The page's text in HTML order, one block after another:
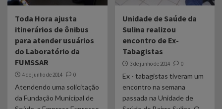
Notícias
Aprovados pelo Estado os 10 leitos para
UTI Cardiológica do Hospital Vida & Saúde
Publicações Legais > Concursos e Seleções Públicas > 2026 >
Seleção Pública 2026
RESULTADO PRELIMINAR – EDITAL Nº 01/2026 –
PROCESSO SELETIVO PARA ESTÁGIO
Toda Hora ajusta
itinerários de ônibus
para atender usuários
do Laboratório da
FUMSSAR
4 de junho de 2014 0
Atendendo uma solicitação
da Fundação Municipal de
Unidade de Saúde da
Sulina realizou
encontro de Ex-
Tabagistas
3 de junho de 2014 0
Ex - tabagistas tiveram um
encontro na semana
passada na Unidade de